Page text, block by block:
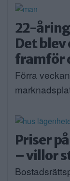
22-
Det blev
framför
Förra
Priser
– villor